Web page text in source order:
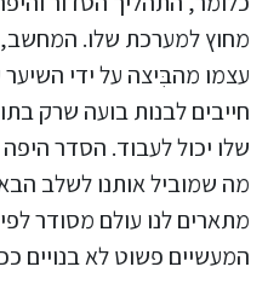
מחוץ למערכת שלו.
עצמו מהבִּיצה על ידי
חייבים לבנות בועה שרק
שלו יכול לעבוד. הסדר
מה שמוביל אותנו לשלב
מתארים לנו עולם מסודר
המעשיים פשוט לא בנויים